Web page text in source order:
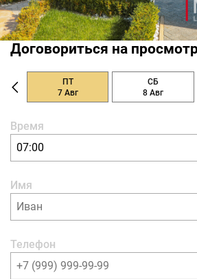
Договориться на
ПТ
7 Авг
СБ
8 Авг
Время
07:00
Имя
Телефон